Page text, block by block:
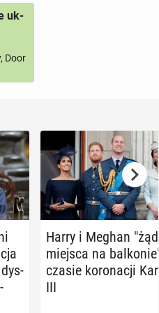
uk-
Door
dys­
Harry i Meghan
miejsca na bal­ko­nie"
czasie ko­ro­na­cji
III